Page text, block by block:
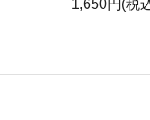
1,650円(税